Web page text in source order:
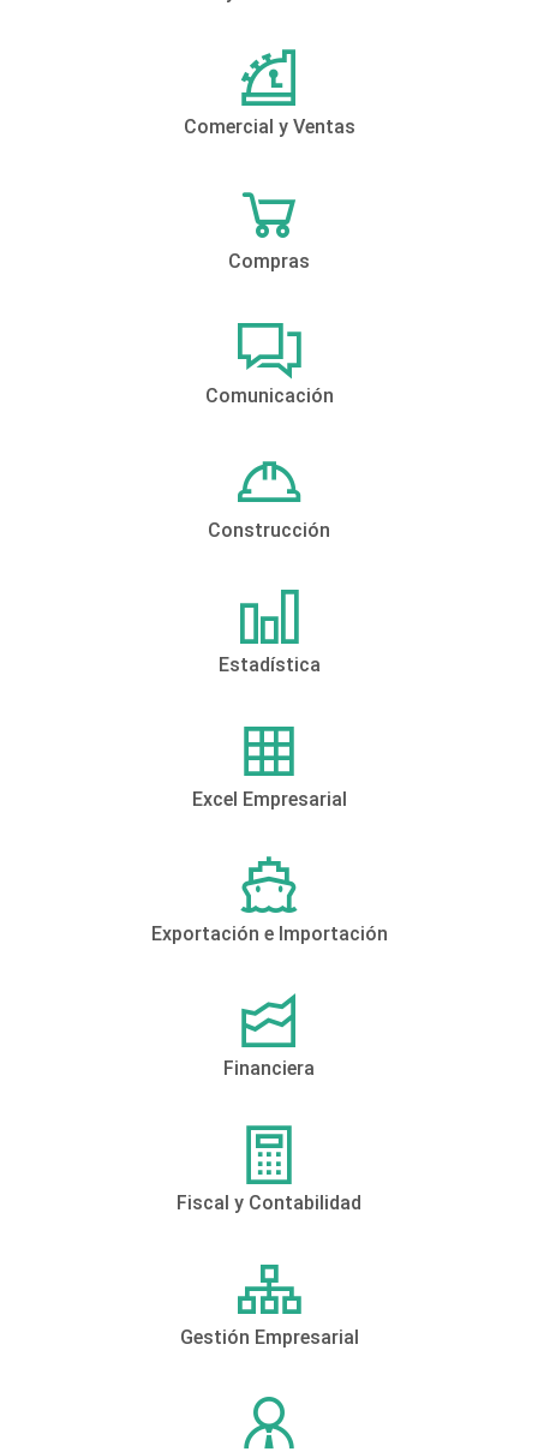
Comercial y Ventas
Compras
Comunicación
Construcción
Estadística
Excel Empresarial
Exportación e Importación
Financiera
Fiscal y Contabilidad
Gestión Empresarial